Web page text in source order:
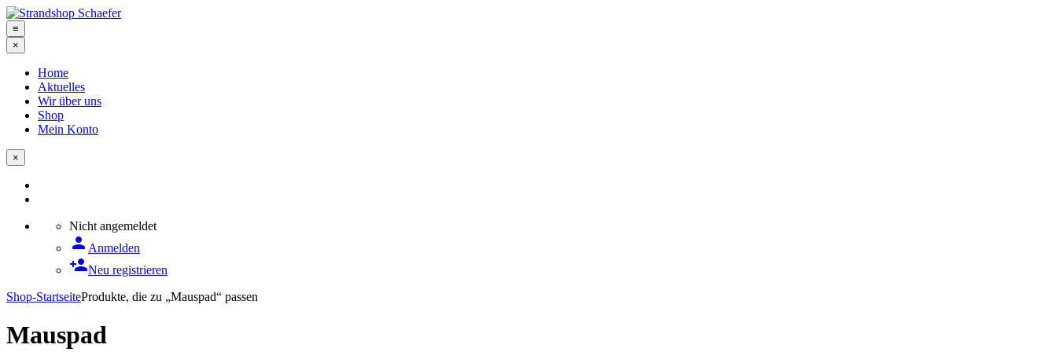
≡
×
Home
Aktuelles
Wir über uns
Shop
Mein Konto
×
Nicht angemeldet
person Anmelden
person_addNeu registrieren
Shop-StartseiteProdukte, die zu „Mauspad“ passen
Mauspad